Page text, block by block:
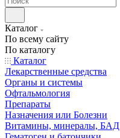
Каталог
По всему сайту
По каталогу
Каталог
Лекарственные средства
Органы и системы
Офтальмология
Препараты
Назначения или Болезни
Витамины, минералы, БАД